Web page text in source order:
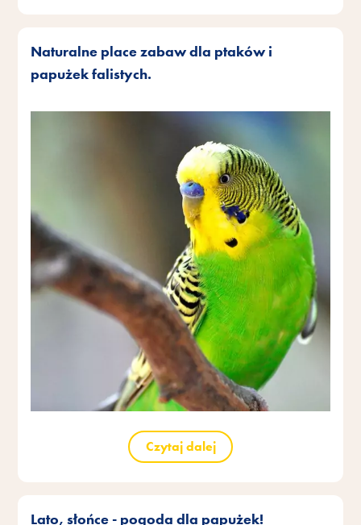
Naturalne place zabaw dla ptaków i
papużek falistych.
Czytaj dalej
Lato, słońce - pogoda dla papużek!